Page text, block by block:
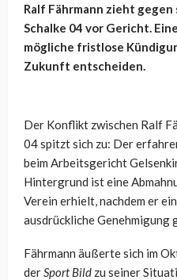
Ralf Fährmann zieht
Schalke 04 vor Gericht.
mögliche fristlose
Zukunft entscheiden.
Der Konflikt zwischen Ralf
04 spitzt sich zu: Der
beim Arbeitsgericht
Hintergrund ist eine
Verein erhielt, nachdem er
ausdrückliche Genehmigung
Fährmann äußerte sich im
derSport Bild zu seiner